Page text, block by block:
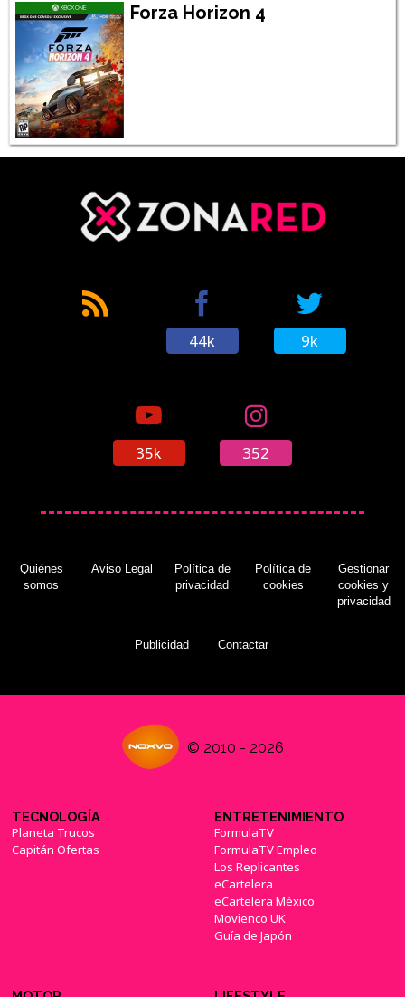
Forza Horizon 4
44k 9k
35k 352
Quiénes
somos
Aviso Legal
Política de
privacidad
Política de
cookies
Gestionar
cookies y
privacidad
Publicidad Contactar
© 2010 - 2026
TECNOLOGÍA
Planeta Trucos
Capitán Ofertas
ENTRETENIMIENTO
FormulaTV
FormulaTV Empleo
Los Replicantes
eCartelera
eCartelera México
Movienco UK
Guía de Japón